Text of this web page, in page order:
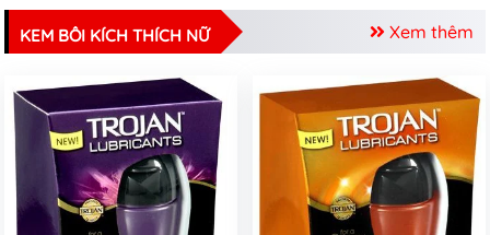
Xem thêm
KEM BÔI KÍCH THÍCH NỮ